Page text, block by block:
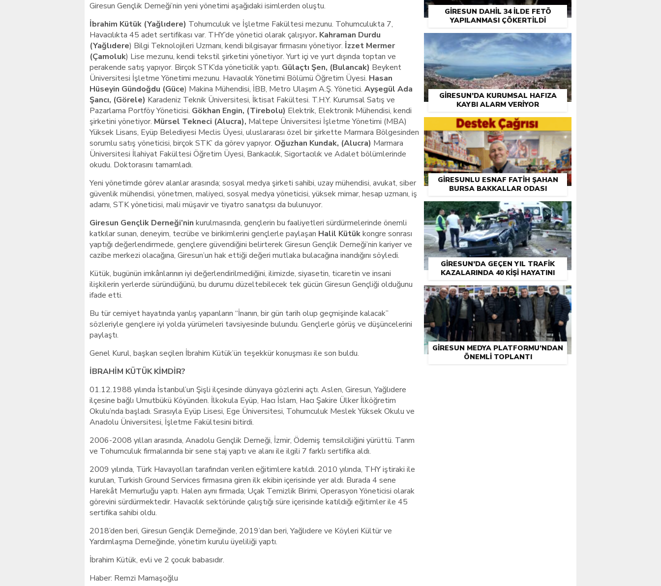
Giresun Gençlik Derneği’nin yeni yönetimi aşağıdaki isimlerden oluştu.
İbrahim Kütük (Yağlıdere) Tohumculuk ve İşletme Fakültesi mezunu. Tohumculukta 7,
Havacılıkta 45 adet sertifikası var. THY’de yönetici olarak çalışıyor. Kahraman Durdu
(Yağlıdere) Bilgi Teknolojileri Uzmanı, kendi bilgisayar firmasını yönetiyor. İzzet Mermer
(Çamoluk) Lise mezunu, kendi tekstil şirketini yönetiyor. Yurt içi ve yurt dışında toptan ve
perakende satış yapıyor. Birçok STK’da yöneticilik yaptı. Gülaçtı Şen, (Bulancak) Beykent
Üniversitesi İşletme Yönetimi mezunu. Havacılık Yönetimi Bölümü Öğretim Üyesi. Hasan
Hüseyin Gündoğdu (Güce) Makina Mühendisi, İBB, Metro Ulaşım A.Ş. Yönetici. Ayşegül Ada
Şancı, (Görele) Karadeniz Teknik Üniversitesi, İktisat Fakültesi. T.H.Y. Kurumsal Satış ve
Pazarlama Portföy Yöneticisi. Gökhan Engin, (Tirebolu) Elektrik, Elektronik Mühendisi, kendi
şirketini yönetiyor. Mürsel Tekneci (Alucra), Maltepe Üniversitesi İşletme Yönetimi (MBA)
Yüksek Lisans, Eyüp Belediyesi Meclis Üyesi, uluslararası özel bir şirkette Marmara Bölgesinden
sorumlu satış yöneticisi, birçok STK’ da görev yapıyor. Oğuzhan Kundak, (Alucra) Marmara
Üniversitesi İlahiyat Fakültesi Öğretim Üyesi, Bankacılık, Sigortacılık ve Adalet bölümlerinde
okudu. Doktorasını tamamladı.
Yeni yönetimde görev alanlar arasında; sosyal medya şirketi sahibi, uzay mühendisi, avukat, siber
güvenlik mühendisi, yönetmen, maliyeci, sosyal medya yöneticisi, yüksek mimar, hesap uzmanı, iş
adamı, STK yöneticisi, mali müşavir ve tiyatro sanatçısı da bulunuyor.
Giresun Gençlik Derneği’nin kurulmasında, gençlerin bu faaliyetleri sürdürmelerinde önemli
katkılar sunan, deneyim, tecrübe ve birikimlerini gençlerle paylaşan Halil Kütükkongre sonrası
yaptığı değerlendirmede, gençlere güvendiğini belirterek Giresun Gençlik Derneği’nin kariyer ve
cazibe merkezi olacağına, Giresun’un hak ettiği değeri mutlaka bulacağına inandığını söyledi.
Kütük, bugünün imkânlarının iyi değerlendirilmediğini, ilimizde, siyasetin, ticaretin ve insani
ilişkilerin yerlerde süründüğünü, bu durumu düzeltebilecek tek gücün Giresun Gençliği olduğunu
ifade etti.
Bu tür cemiyet hayatında yanlış yapanların “İnanın, bir gün tarih olup geçmişinde kalacak”
sözleriyle gençlere iyi yolda yürümeleri tavsiyesinde bulundu. Gençlerle görüş ve düşüncelerini
paylaştı.
Genel Kurul, başkan seçilen İbrahim Kütük’ün teşekkür konuşması ile son buldu.
İBRAHİM KÜTÜK KİMDİR?
01.12.1988 yılında İstanbul’un Şişli ilçesinde dünyaya gözlerini açtı. Aslen, Giresun, Yağlıdere
ilçesine bağlı Umutbükü Köyünden. İlkokula Eyüp, Hacı İslam, Hacı Şakire Ülker İlköğretim
Okulu’nda başladı. Sırasıyla Eyüp Lisesi, Ege Üniversitesi, Tohumculuk Meslek Yüksek Okulu ve
Anadolu Üniversitesi, İşletme Fakültesini bitirdi.
2006-2008 yılları arasında, Anadolu Gençlik Derneği, İzmir, Ödemiş temsilciliğini yürüttü. Tarım
ve Tohumculuk firmalarında bir sene staj yaptı ve alanı ile ilgili 7 farklı sertifika aldı.
2009 yılında, Türk Havayolları tarafından verilen eğitimlere katıldı. 2010 yılında, THY iştiraki ile
kurulan, Turkish Ground Services firmasına giren ilk ekibin içerisinde yer aldı. Burada 4 sene
Harekât Memurluğu yaptı. Halen aynı firmada; Uçak Temizlik Birimi, Operasyon Yöneticisi olarak
görevini sürdürmektedir. Havacılık sektöründe çalıştığı süre içerisinde katıldığı eğitimler ile 45
sertifika sahibi oldu.
2018’den beri, Giresun Gençlik Derneğinde, 2019’dan beri, Yağlıdere ve Köyleri Kültür ve
Yardımlaşma Derneğinde, yönetim kurulu üyeliliği yaptı.
İbrahim Kütük, evli ve 2 çocuk babasıdır.
Haber: Remzi Mamaşoğlu
GIRESUN DAHIL 34 ILDE FETÖ
YAPILANMASI ÇÖKERTILDI
GIRESUN’DA KURUMSAL HAFIZA
KAYBI ALARM VERIYOR
GIRESUNLU ESNAF FATIH ŞAHAN
BURSA BAKKALLAR ODASI
GIRESUN’DA GEÇEN YIL TRAFIK
KAZALARINDA 40 KIŞI HAYATINI
GIRESUN MEDYA PLATFORMU’NDAN
ÖNEMLI TOPLANTI